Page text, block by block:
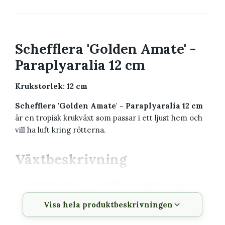
Schefflera 'Golden Amate' -
Paraplyaralia 12 cm
Krukstorlek: 12 cm
Schefflera 'Golden Amate' - Paraplyaralia 12 cm
är en tropisk krukväxt som passar i ett ljust hem och
vill ha luft kring rötterna.
Växtbeskrivning
Paraplyaralia 12 cm
Krukstorlek 12 cm
Visa hela produktbeskrivningen